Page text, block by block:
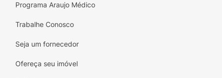
Programa Araujo Médico
Trabalhe Conosco
Seja um fornecedor
Ofereça seu imóvel